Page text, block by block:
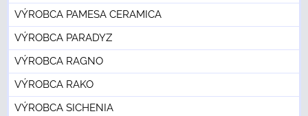
VÝROBCA PAMESA CERAMICA
VÝROBCA PARADYZ
VÝROBCA RAGNO
VÝROBCA RAKO
VÝROBCA SICHENIA